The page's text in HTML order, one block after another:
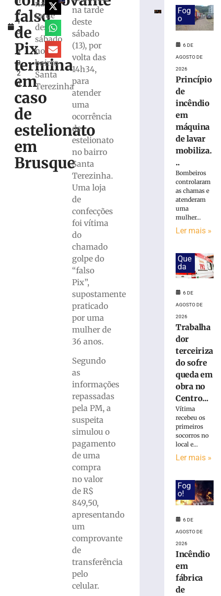
o
1
3
,
2
0
2
6
falso
de
Pix
termina
em
caso
de
estelionato
em
Brusque
na
tarde
deste
sábado
no
bairro
Santa
Terezinha
na tarde
deste
sábado
(13), por
volta das
14h34,
para
atender
uma
ocorrência
de
estelionato
no bairro
Santa
Terezinha.
Uma loja
de
confecções
foi vítima
do
chamado
golpe do
“falso
Pix”,
supostamente
praticado
por uma
mulher de
36 anos.
Segundo
as
informações
repassadas
pela PM, a
suspeita
simulou o
pagamento
de uma
compra
no valor
de R$
849,50,
apresentando
um
comprovante
de
transferência
pelo
celular.
máquina
mobiliza
Bombeiros,
Brusque
Trabalhador
terceirizado
queda
Centro
Administrativo
Brusque
Funcionária
morre
ônibus
restaurante
margens
Papanduva
Fog
o
6 DE
AGOSTO DE
2026
Princípio
de
incêndio
em
máquina
de lavar
mobiliza.
..
Bombeiros
controlaram
as chamas e
atenderam
uma
mulher...
Ler mais »
Que
da
6 DE
AGOSTO DE
2026
Trabalha
dor
terceiriza
do sofre
queda em
obra no
Centro...
Vítima
recebeu os
primeiros
socorros no
local e...
Ler mais »
Fog
o!
6 DE
AGOSTO DE
2026
Incêndio
em
fábrica
de